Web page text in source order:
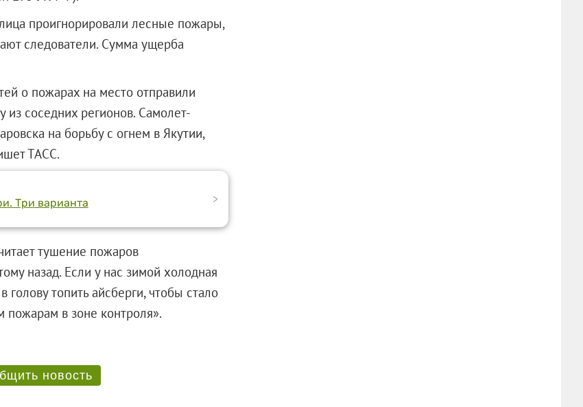
проигнорировали лесные пожары,
следователи. Сумма ущерба
о пожарах на место отправили
из соседних регионов. Самолет-
на борьбу с огнем в Якутии,
ТАСС.
Три варианта >
тушение пожаров
назад. Если у нас зимой холодная
топить айсберги, чтобы стало
пожарам в зоне контроля».
новость